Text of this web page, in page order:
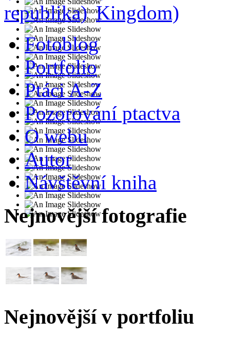
Fotoblog
Portfolio
Ptáci A-Z
Pozorování ptactva
O webu
Autor
Návštěvní kniha
Nejnovější fotografie
Nejnovější v portfoliu